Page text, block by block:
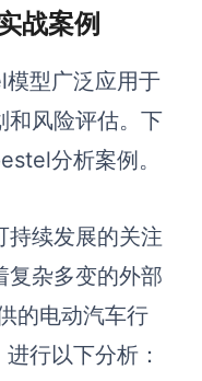
战案例
型广泛应用于
和风险评估。下
分析案例。
持续发展的关注
复杂多变的外部
的电动汽车行
行以下分析：